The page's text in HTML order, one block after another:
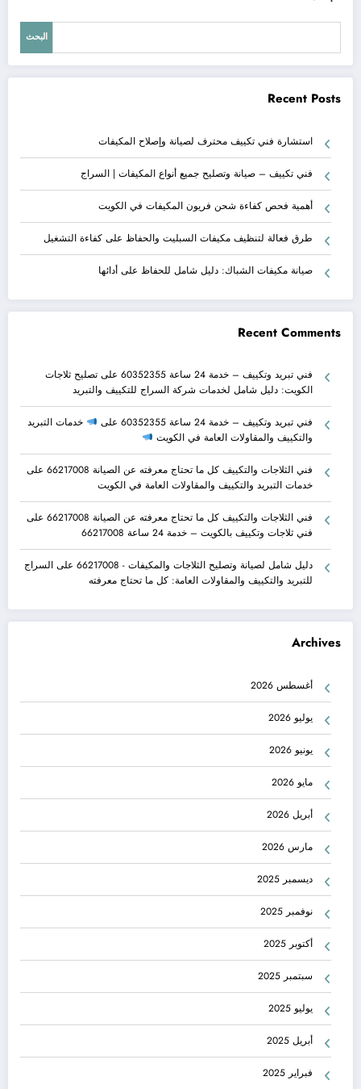
البحث
Recent Posts
استشارة فني تكييف محترف لصيانة وإصلاح المكيفات
فني تكييف – صيانة وتصليح جميع أنواع المكيفات | السراج
أهمية فحص كفاءة شحن فريون المكيفات في الكويت
طرق فعالة لتنظيف مكيفات السبليت والحفاظ على كفاءة التشغيل
صيانة مكيفات الشباك: دليل شامل للحفاظ على أدائها
Recent Comments
فني تبريد وتكييف – خدمة 24 ساعة 60352355 على تصليح ثلاجات
الكويت: دليل شامل لخدمات شركة السراج للتكييف والتبريد
فني تبريد وتكييف – خدمة 24 ساعة 60352355 على
خدمات التبريد
والتكييف والمقاولات العامة في الكويت
فني الثلاجات والتكييف كل ما تحتاج معرفته عن الصيانة 66217008
على
خدمات التبريد والتكييف والمقاولات العامة في الكويت
فني الثلاجات والتكييف كل ما تحتاج معرفته عن الصيانة 66217008
على
فني ثلاجات وتكييف بالكويت – خدمة 24 ساعة 66217008
دليل شامل لصيانة وتصليح الثلاجات والمكيفات - 66217008 على السراج
للتبريد والتكييف والمقاولات العامة: كل ما تحتاج معرفته
Archives
أغسطس 2026
يوليو 2026
يونيو 2026
مايو 2026
أبريل 2026
مارس 2026
ديسمبر 2025
نوفمبر 2025
أكتوبر 2025
سبتمبر 2025
يوليو 2025
أبريل 2025
فبراير 2025